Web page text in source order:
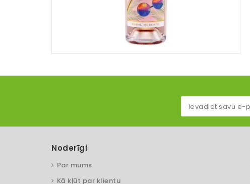
Noderīgi
Par mums
Kā kļūt par klientu